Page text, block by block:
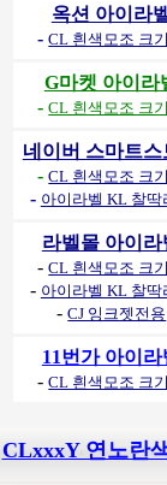
옥션 아이라벨
-CL 흰색모조 크
G마켓 아이라
-CL 흰색모조 크
네이버 스마트스
-CL 흰색모조 크
- 아이라벨 KL 찰딱
라벨몰 아이라
-CL 흰색모조 크
- 아이라벨 KL 찰딱
-CJ 잉크젯전용
11번가 아이라
-CL 흰색모조 크
CLxxxY 연노란